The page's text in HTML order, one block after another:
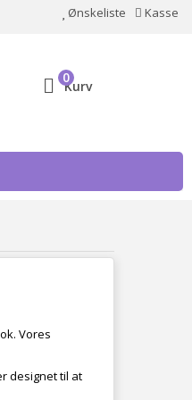
Ønskeliste Kasse
Kurv
0
Vores
designet til at